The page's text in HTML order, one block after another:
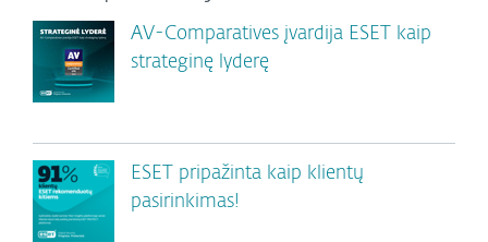
AV-Comparatives įvardija ESET kaip
strateginę lyderę
ESET pripažinta kaip klientų
pasirinkimas!